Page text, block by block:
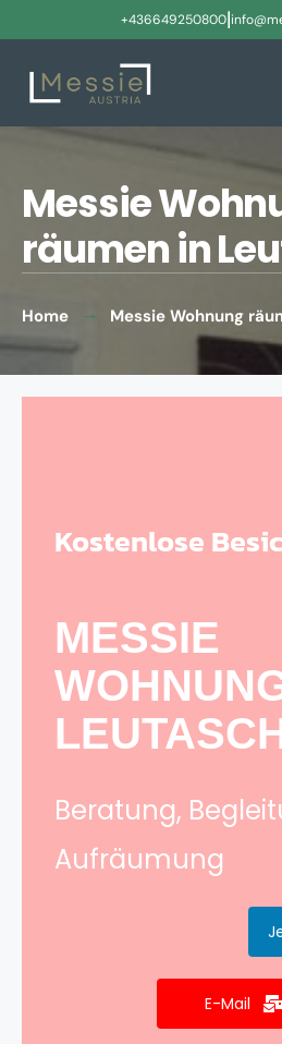
+436649250800|
Messie
räumen in
Home Messie Wohnung
Kostenlose
MESSIE
Beratung,
Aufräumung
E-Mail